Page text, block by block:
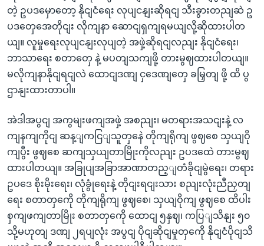
တဲ့ ဥပဒမှောတော့ နိုငျငံရေး လုပျငနျးဆိုရငျ သီးခွားတညျဆဲ ဥ
ပဒတှေအေတိုငျး လိုကျနာ ဆောငျရှကျရမယျလို့ဆိုထားပါတ
ယျ။ လူမှုရေးလုပျငနျးလုပျတဲ့ အဖှဲ့ဆိုရငျလညျး နိုငျငံရေး၊
ဘာသာရေး စတာတှေ နဲ့ မပတျသကျဖို့ တားမွဈထားပါတယျ။
မလိုကျနာနိုငျရငျလဲ ထောငျဒဏျ ငှဒေဏျတှေ ခမြှတျ ဖို့ ထိ ပွ
ဌာနျးထားတာပါ။
အဲဒါအပွငျ အကွမျးဖကျအဖှဲ့ အစညျး၊ မတရားအသငျးနဲ့ လ
ကျနကျကိုငျ ဆန့ျကငြျသူတှနေဲ တိုကျရိုကျ ဖွဈစေ သှယျဝို
ကျပွီး ဖွဈစေ ဆကျသှယျတာမြိုးကိုလညျး ဥပဒထေဲ တားမွဈ
ထားပါတယျ။ အခြုပျအခြာအာဏာတည့ျတံခိုငျမွဲရေး၊ တရား
ဥပဒေ စိုးမိုးရေး၊ လုံခွုံရေးနဲ့ တိုငျးရငျးသား စညျးလုံးညီညှတျ
ရေး စတာတှကေို တိုကျရိုကျ ဖွဈစေ၊ သှယျဝိုကျ ဖွဈစေ ထိပါး
စှကျဖကျတာမြိုး စတာတှကေို ထောငျ ၅နှဈ၊ ကပြျသိနျး ၅၀
သို့မဟုတျ ဒဏျ ၂ရပျလုံး အပွငျ ပိုငျဆိုငျမှုတှကေို နိုငျငံပိုငျသိ